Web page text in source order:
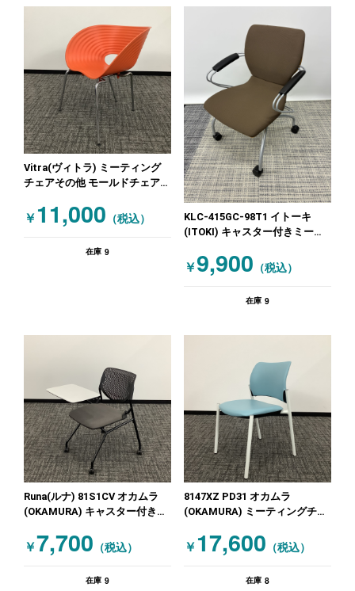
Vitra(ヴィトラ) ミーティング
チェアその他 モールドチェア
￥ 11,000 （税込）
在庫 9
KLC-415GC-98T1 イトーキ
(ITOKI) キャスター付きミーテ
ブラウン
￥9,900 （税込）
在庫 9
Runa(ルナ) 81S1CV オカムラ
(OKAMURA) キャスター付きミ
ミーティングチェア グレー
￥7,700 （税込）
在庫 9
8147XZ PD31 オカムラ
(OKAMURA) ミーティングチェ
￥ 17,600 （税込）
在庫 8